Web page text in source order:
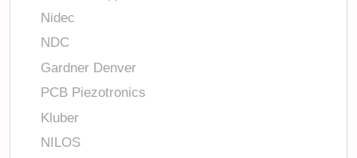
Nidec
NDC
Gardner Denver
PCB Piezotronics
Kluber
NILOS